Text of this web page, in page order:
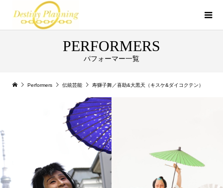
PERFORMERS
パフォーマー一覧
Performers 伝統芸能 寿獅子舞／喜助&大黒天（キスケ&ダイコクテン）